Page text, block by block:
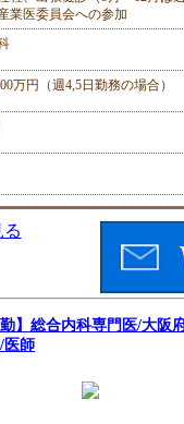
業医委員会への参加
万円（週4,5日勤務の場合）
勤】総合内科専門医/大阪
医師